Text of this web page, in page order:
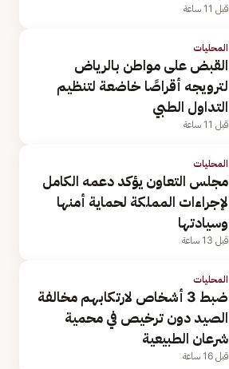
قبل 11 ساعة
المحليات
القبض على مواطن بالرياض
لترويجه أقراصًا خاضعة لتنظيم
التداول الطبي
قبل 11 ساعة
المحليات
مجلس التعاون يؤكد دعمه الكامل
لإجراءات المملكة لحماية أمنها
وسيادتها
قبل 13 ساعة
المحليات
ضبط 3 أشخاص لارتكابهم مخالفة
الصيد دون ترخيص في محمية
شرعان الطبيعية
قبل 16 ساعة